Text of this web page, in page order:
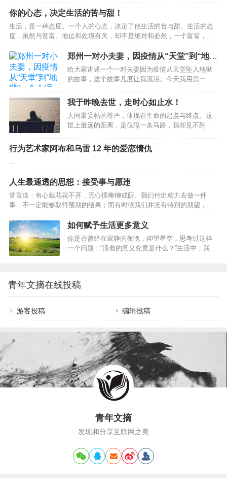
戏，已不复存在的原野，青梅竹马的好友...不过最令人难以忘怀的，应
该是当…
我一直认为这种畅销书可读可不读，当时也是凑单
买的，偶尔翻个几十页，这个周末一口气读完了，
居然让我有了意外的收获。网络上有一句很流行的
话，“懂了很多的道理，依然过不好这一生。”这个问
题太简单了，知道不等于做到，老子在《道德经》
里早就讲了，“上士闻道，勤而行之，中士闻道，若
存若亡，下士闻道，大笑之。”大多数的人终归是中
下等人的智慧。《人性的弱点》这本书的优点在于
你的心态，决定生活的苦与甜！
生活，是一种态度。一个人的心态，决定了他生活的苦与甜。生活的态
度，虽然与贫富、地位和处境有关，却不是绝对和必然，一个富翁，或
许会整日愁容满面，而一个穷人，则可能会快乐悠然；一个健康的人，
或许会怨天尤人，而一个残疾人，也许能坦然乐观；一个一帆风顺的
人，或许会愁眉不展，而一个身处逆境的人，或许能面带笑颜。我们虽
然不能掌握生命的长度，但可以改变生命的宽度；我们虽然不能改变自
己的命运，但可以改变面对命运的心态。人的命运随着心态的好坏而改
变。换个立场看人生，可以宽容大度的处世；换种心态看人生，可以将
郑州一对小夫妻，因疫情从“天堂”到“地
狱”，令人泪目
给大家讲述一个一对夫妻因为疫情从天堂坠入地狱
的故事，这个故事几度让我流泪。今天我用第一人
高中毕业后没有上大学，跟着老家一个亲戚在郑州
学习厨师，经过几年的学习，我的技术算是一名三
流的厨师水平。后来我在南四环一个小饭店里打
工，主要工作就是炒热菜、拌凉菜和大盘鸡。饭店
面积也不大，老板平时给我打打下手，忙起来也比
较累，但老板一个月给我6500元的工资，整体上还
我于昨晚去世，走时心如止水！
人间最妥帖的尊严，体现在生命的起点与终点。这
世上最远的距离，是仅隔一条马路，我却见不到
照顾；他们和你在一座城市，相距不过一碗饭的距
离；他们在马路这边的小区，你在马路那边的高
错了。8月18日，芜湖鹰都花苑小区内，一对老夫妻
双双死亡多日后，才被闻到异味的邻居发现。生
前，这对老夫妻养育两个儿子一个女儿，有着体面
而有尊严的职业：老爷子是重点中学的老师，患有
日里，老两口相互…
行为艺术家阿布和乌雷 12 年的爱恋情仇
…
人生最通透的思想：接受事与愿违
常言道：有心栽花花不开，无心插柳柳成荫。我们付出精力去做一件
事，不一定能够取得预期的结果；而有时候我们并没有特别的期望，却
无意中获得意想不到的收获。人生充满了不确定性，而怎样才算真正的
通透？走过半生，比起年轻时的激情与冲劲，我们更需要的是一份随遇
而安的从容。接受事与愿违，是中年人该有的通透。01事与愿违，本是
人生常态林清玄说：“人生不如意之事十有八九，常想一二，不思八九，
事事如意。”在人生的旅途中，不如意之事远比如意之事要多得多。我们
如何赋予生活更多意义
你是否曾经在寂静的夜晚，仰望星空，思考过这样
一个问题：“活着的意义究竟是什么？”生活中，我们
块未雕琢的玉石，需要经过磨砺和雕琢，才能展现
出内在的价值。因此，活着的意义在于自我实现，
不断探索和成长。很多时候，我们感到迷茫和无
助，是因为我们没有找到自己的使命和目标。通过
找到自己的热情和兴趣所在，从而赋予生活更多的
意义。当然，生…
青年文摘在线投稿
游客投稿 编辑投稿
青年文摘
发现和分享互联网之美